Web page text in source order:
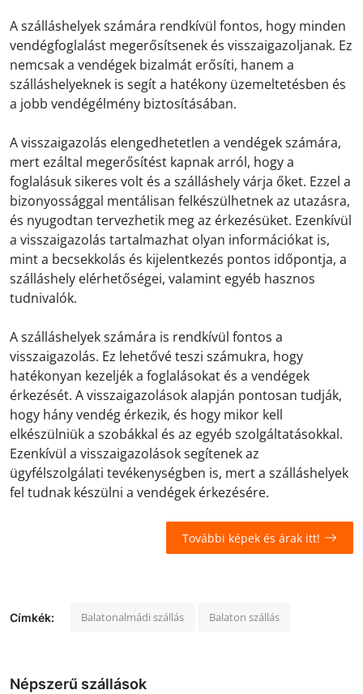
A szálláshelyek számára rendkívül fontos, hogy minden
vendégfoglalást megerősítsenek és visszaigazoljanak. Ez
nemcsak a vendégek bizalmát erősíti, hanem a
szálláshelyeknek is segít a hatékony üzemeltetésben és
a jobb vendégélmény biztosításában.
A visszaigazolás elengedhetetlen a vendégek számára,
mert ezáltal megerősítést kapnak arról, hogy a
foglalásuk sikeres volt és a szálláshely várja őket. Ezzel a
bizonyossággal mentálisan felkészülhetnek az utazásra,
és nyugodtan tervezhetik meg az érkezésüket. Ezenkívül
a visszaigazolás tartalmazhat olyan információkat is,
mint a becsekkolás és kijelentkezés pontos időpontja, a
szálláshely elérhetőségei, valamint egyéb hasznos
tudnivalók.
A szálláshelyek számára is rendkívül fontos a
visszaigazolás. Ez lehetővé teszi számukra, hogy
hatékonyan kezeljék a foglalásokat és a vendégek
érkezését. A visszaigazolások alapján pontosan tudják,
hogy hány vendég érkezik, és hogy mikor kell
elkészülniük a szobákkal és az egyéb szolgáltatásokkal.
Ezenkívül a visszaigazolások segítenek az
ügyfélszolgálati tevékenységben is, mert a szálláshelyek
fel tudnak készülni a vendégek érkezésére.
További képek és árak itt!
Címkék: Balatonalmádi szállás Balaton szállás
Népszerű szállások